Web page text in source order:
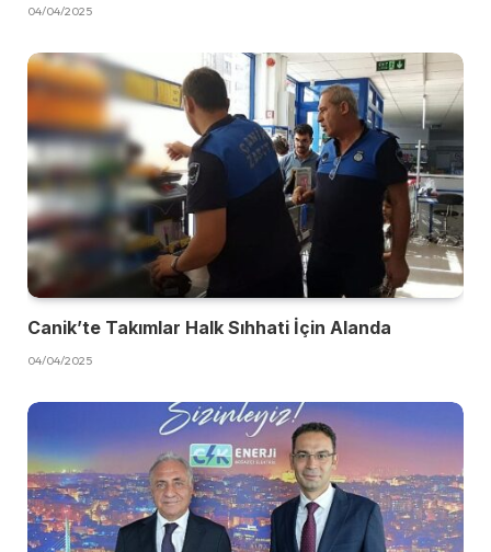
04/04/2025
Canik’te Takımlar Halk Sıhhati İçin Alanda
04/04/2025